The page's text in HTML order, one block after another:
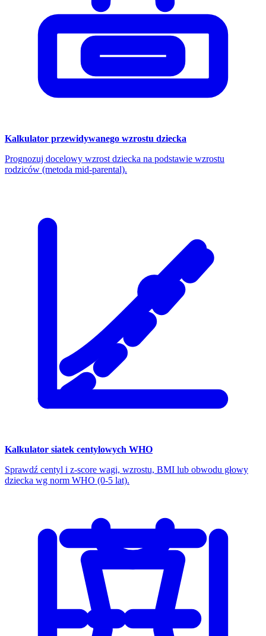
Kalkulator przewidywanego wzrostu dziecka
Prognozuj docelowy wzrost dziecka na podstawie wzrostu
rodziców (metoda mid-parental).
Kalkulator siatek centylowych WHO
Sprawdź centyl i z-score wagi, wzrostu, BMI lub obwodu głowy
dziecka wg norm WHO (0-5 lat).